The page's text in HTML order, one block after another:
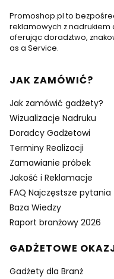
Promoshop.pl to
reklamowych z nadrukiem
oferując doradztwo,
as a Service.
Linki w stopce
JAK ZAMÓWIĆ?
Jak zamówić gadżety?
Wizualizacje Nadruku
Doradcy Gadżetowi
Terminy Realizacji
Zamawianie próbek
Jakość i Reklamacje
FAQ Najczęstsze pytania
Baza Wiedzy
Raport branżowy 2026
GADŻETOWE
Gadżety dla Branż